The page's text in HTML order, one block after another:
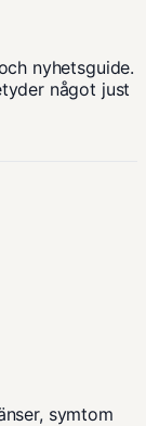
nyhetsguide.
något just
symtom